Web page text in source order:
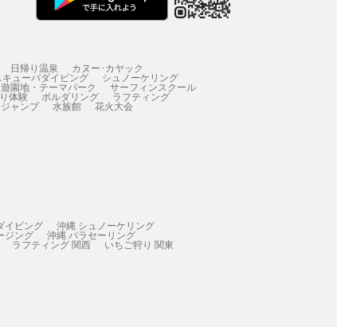
日帰り温泉 カヌー･カヤック
ューバダイビング シュノーケリング
遊園地・テーマパーク サーフィンスクール
体験 ボルダリング ラフティング
ャンプ 水族館 花火大会
イビング 沖縄 シュノーケリング
ジング 沖縄 パラセーリング
ラフティング 関西 いちご狩り 関東